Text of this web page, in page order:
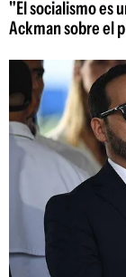
"El socialismo es
Ackman sobre el